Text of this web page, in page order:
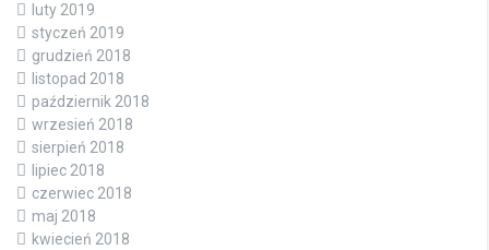
luty 2019
styczeń 2019
grudzień 2018
listopad 2018
październik 2018
wrzesień 2018
sierpień 2018
lipiec 2018
czerwiec 2018
maj 2018
kwiecień 2018